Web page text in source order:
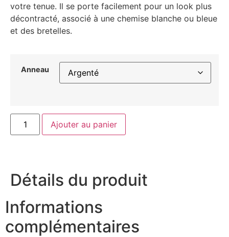
votre tenue. Il se porte facilement pour un look plus
décontracté, associé à une chemise blanche ou bleue
et des bretelles.
Anneau
Ajouter au panier
Détails du produit
Informations
complémentaires